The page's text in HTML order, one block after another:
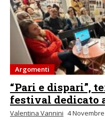
Argomenti
“Pari e dispari”,
festival dedicato
Valentina Vannini 4